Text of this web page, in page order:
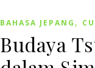
BAHASA JEPANG ,
Budaya